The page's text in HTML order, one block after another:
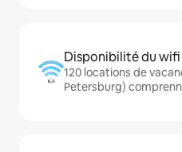
Disponibilité du wifi
120 locations de
Petersburg)